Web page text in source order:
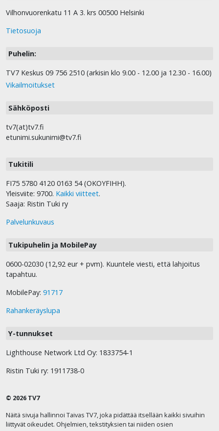
Vilhonvuorenkatu 11 A 3. krs 00500 Helsinki
Tietosuoja
Puhelin:
TV7 Keskus 09 756 2510 (arkisin klo 9.00 - 12.00 ja 12.30 - 16.00)
Vikailmoitukset
Sähköposti
tv7(at)tv7.fi
etunimi.sukunimi@tv7.fi
Tukitili
FI75 5780 4120 0163 54 (OKOYFIHH).
Yleisviite: 9700. Kaikki viitteet.
Saaja: Ristin Tuki ry
Palvelunkuvaus
Tukipuhelin ja MobilePay
0600-02030 (12,92 eur + pvm). Kuuntele viesti, että lahjoitus
tapahtuu.
MobilePay: 91717
Rahankeräyslupa
Y-tunnukset
Lighthouse Network Ltd Oy: 1833754-1
Ristin Tuki ry: 1911738-0
© 2026 TV7
Näitä sivuja hallinnoi Taivas TV7, joka pidättää itsellään kaikki sivuihin
liittyvät oikeudet. Ohjelmien, tekstityksien tai niiden osien